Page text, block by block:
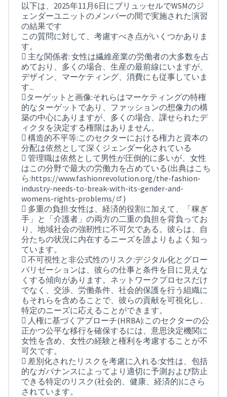
以下は、2025年11月6日にブリュッセルでWSMのジ
ェンダーユニットのメンバーの間で実施された演習
の結果です
この質問に対して、考慮すべき点がいくつかありま
す。
 主な関係者: 女性は繊維産業の労働者の大多数を占
めており、多くの場合、生産の最前線にいますが、
デザイン、マーケティング、消費にも従事していま
す...
ターゲットと画像:それらはマーケティングの特権
的なターゲットであり、ファッションの想像力の構
築の中心にありますが、多くの場合、課せられたデ
ィクタを決定する権限はありません。
 構造的不平等:このセクターにおける権力と資本の
分配は依然として深くジェンダー化されている
 管理職は依然として男性が圧倒的に多いが、女性
はこの分野で最大の労働力を占めている(出典はこち
ら:https://www.fashionrevolution.org/the-fashion-
industry-needs-to-break-with-its-gender-and-
womens-rights-problems/
(外部リンク)
)
 多重の負担:女性は、経済的役割に加えて、「稼ぎ
手」と「介護者」の両方の二重の負担を背負ってお
り、地域社会の強靭性に不可欠である。彼らは、自
分たちの状況に内在するニーズを誰よりもよく知っ
ています。
 不可視性と非公式性のリスク:デジタル化とグロー
バリゼーションは、彼らの仕事と条件を目に見えな
くする傾向があります。ネットワークプロセスだけ
でなく、交渉、労働条件、社会的保護を行う組織に
もそれらを含めることで、彼らの貢献を可視化し、
特定のニーズに応えることができます。
 人権に基づくアプローチ(HRBA):このセクターの公
正かつ公平な移行を確保するには、意思決定機関に
女性を含め、女性の経験と権利を考慮することが不
可欠です。
 差別化されたリスクを考慮に入れる:女性は、包括
的なガバナンスによってより適切に予測および防止
できる特定のリスク(社会的、健康、経済的)にさら
されています。